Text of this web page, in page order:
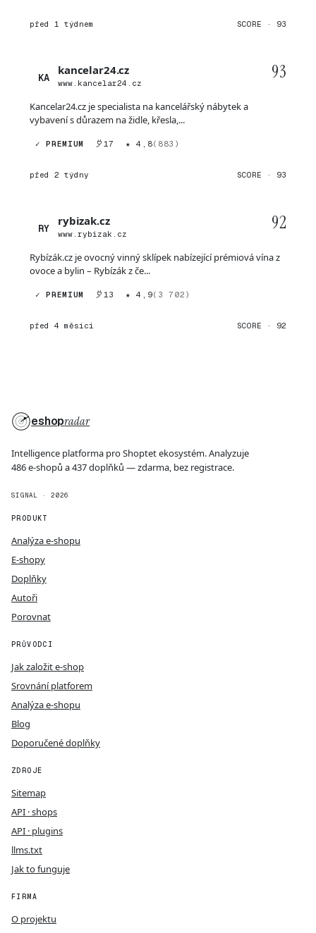
před 1 týdnem SCORE · 93
KA
kancelar24.cz
www.kancelar24.cz
93
Kancelar24.cz je specialista na kancelářský nábytek a
vybavení s důrazem na židle, křesla,...
✓ PREMIUM 17 ★ 4,8(883)
před 2 týdny SCORE · 93
RY
rybizak.cz
www.rybizak.cz
92
Rybízák.cz je ovocný vinný sklípek nabízející prémiová vína z
ovoce a bylin – Rybízák z če...
✓ PREMIUM 13 ★ 4,9(3 702)
před 4 měsíci SCORE · 92
eshopradar
Intelligence platforma pro Shoptet ekosystém. Analyzuje
486 e-shopů a 437 doplňků — zdarma, bez registrace.
SIGNAL · 2026
PRODUKT
Analýza e-shopu
E-shopy
Doplňky
Autoři
Porovnat
PRŮVODCI
Jak založit e-shop
Srovnání platforem
Analýza e-shopu
Blog
Doporučené doplňky
ZDROJE
Sitemap
API · shops
API · plugins
llms.txt
Jak to funguje
FIRMA
O projektu